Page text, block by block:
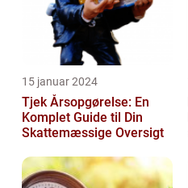
15 januar 2024
Tjek Årsopgørelse: En
Komplet Guide til Din
Skattemæssige Oversigt